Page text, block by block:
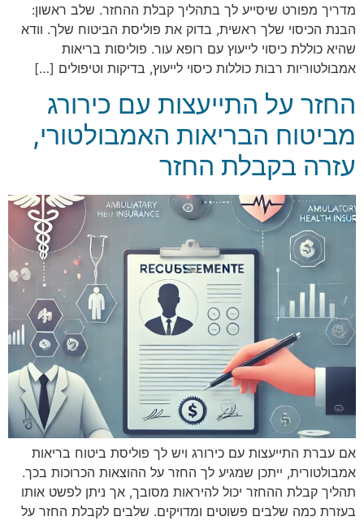
מדריך מפורט שיסייע לך בתהליך קבלת ההחזר. שלב ראשון:
הבנת הכיסוי שלך ראשית, בדוק את פוליסת הביטוח שלך. וודא
שהיא כוללת כיסוי לייעוץ עם רופא עור. פוליסות בריאות
אמבולטוריות רבות כוללות כיסוי לייעוץ, בדיקות וטיפולים […]
החזר על התייעצות עם כירורג
מביטוח הבריאות האמבולטורי,
עזרה בקבלת החזר
אם עברת התייעצות עם כירורג ויש לך פוליסת ביטוח בריאות
אמבולטורית, ייתכן שמגיע לך החזר על ההוצאות הכרוכות בכך.
תהליך קבלת ההחזר יכול להיראות מסובך, אך ניתן לפשט אותו
בעזרת כמה שלבים פשוטים ומדויקים. שלבים לקבלת החזר על